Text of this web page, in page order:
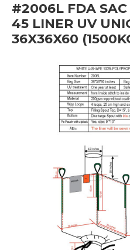
#2006L FDA SAC
45 LINER UV
36X36X60